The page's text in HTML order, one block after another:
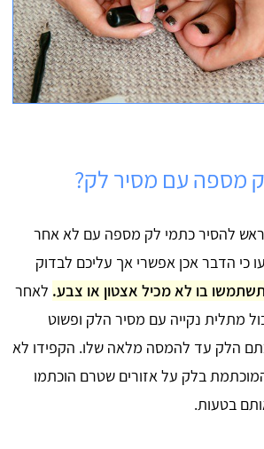
מספה עם מסיר לק?
להסיר כתמי לק מספה עם לא אחר
כי הדבר אכן אפשרי אך עליכם לבדוק
בו לא מכיל אצטון או צבע. לאחר
מתלית נקייה עם מסיר הלק ופשוט
הלק עד להמסה מלאה שלו. הקפידו לא
בלק על אזורים שטרם הוכתמו
בטעות.